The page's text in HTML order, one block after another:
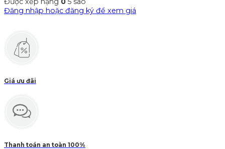
Đăng nhập hoặc đăng ký để xem giá
Giá ưu đãi
Thanh toán an toàn 100%